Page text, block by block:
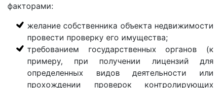
факторами:
желание собственника объекта недвижимости
провести проверку его имущества;
требованием государственных органов (к
примеру, при получении лицензий для
определенных видов деятельности или
прохождении проверок контролирующих